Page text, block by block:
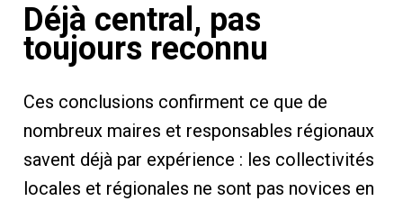
Déjà central, pas
toujours reconnu
Ces conclusions confirment ce que de
nombreux maires et responsables régionaux
savent déjà par expérience : les collectivités
locales et régionales ne sont pas novices en